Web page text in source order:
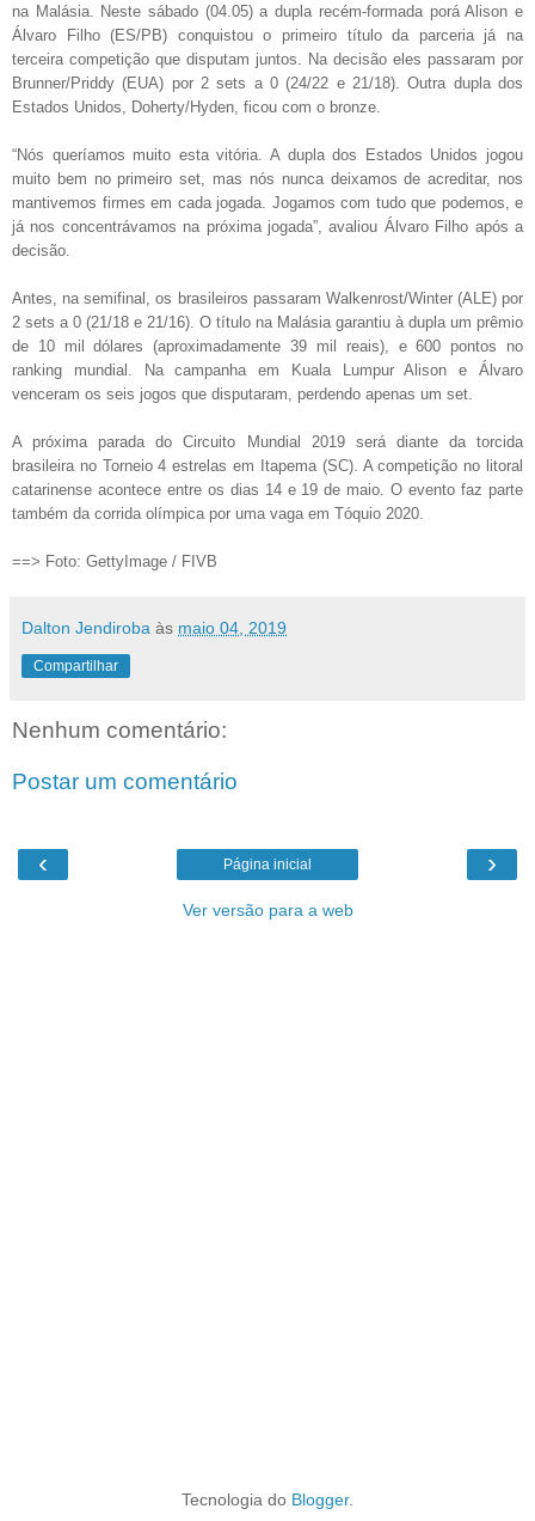
na Malásia. Neste sábado (04.05) a dupla recém-formada porá Alison e
Álvaro Filho (ES/PB) conquistou o primeiro título da parceria já na
terceira competição que disputam juntos. Na decisão eles passaram por
Brunner/Priddy (EUA) por 2 sets a 0 (24/22 e 21/18). Outra dupla dos
Estados Unidos, Doherty/Hyden, ficou com o bronze.
“Nós queríamos muito esta vitória. A dupla dos Estados Unidos jogou
muito bem no primeiro set, mas nós nunca deixamos de acreditar, nos
mantivemos firmes em cada jogada. Jogamos com tudo que podemos, e
já nos concentrávamos na próxima jogada”, avaliou Álvaro Filho após a
decisão.
Antes, na semifinal, os brasileiros passaram Walkenrost/Winter (ALE) por
2 sets a 0 (21/18 e 21/16). O título na Malásia garantiu à dupla um prêmio
de 10 mil dólares (aproximadamente 39 mil reais), e 600 pontos no
ranking mundial. Na campanha em Kuala Lumpur Alison e Álvaro
venceram os seis jogos que disputaram, perdendo apenas um set.
A próxima parada do Circuito Mundial 2019 será diante da torcida
brasileira no Torneio 4 estrelas em Itapema (SC). A competição no litoral
catarinense acontece entre os dias 14 e 19 de maio. O evento faz parte
também da corrida olímpica por uma vaga em Tóquio 2020.
==> Foto: GettyImage / FIVB
Dalton Jendiroba às maio 04, 2019
Compartilhar
Nenhum comentário:
Postar um comentário
‹ ›
Página inicial
Ver versão para a web
Tecnologia do Blogger.